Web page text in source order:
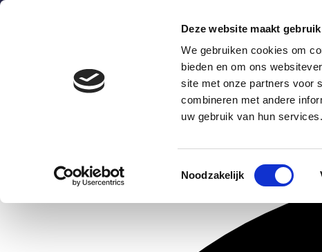
Deze website maakt
We gebruiken cookies om
bieden en om ons
site met onze partners voor
combineren met andere
uw gebruik van hun services.
Toestemmingsselectie
Noodzakelijk
Hoe werkt het?